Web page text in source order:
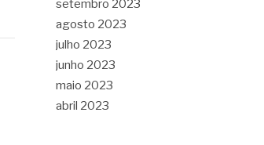
setembro 2023
agosto 2023
julho 2023
junho 2023
maio 2023
abril 2023